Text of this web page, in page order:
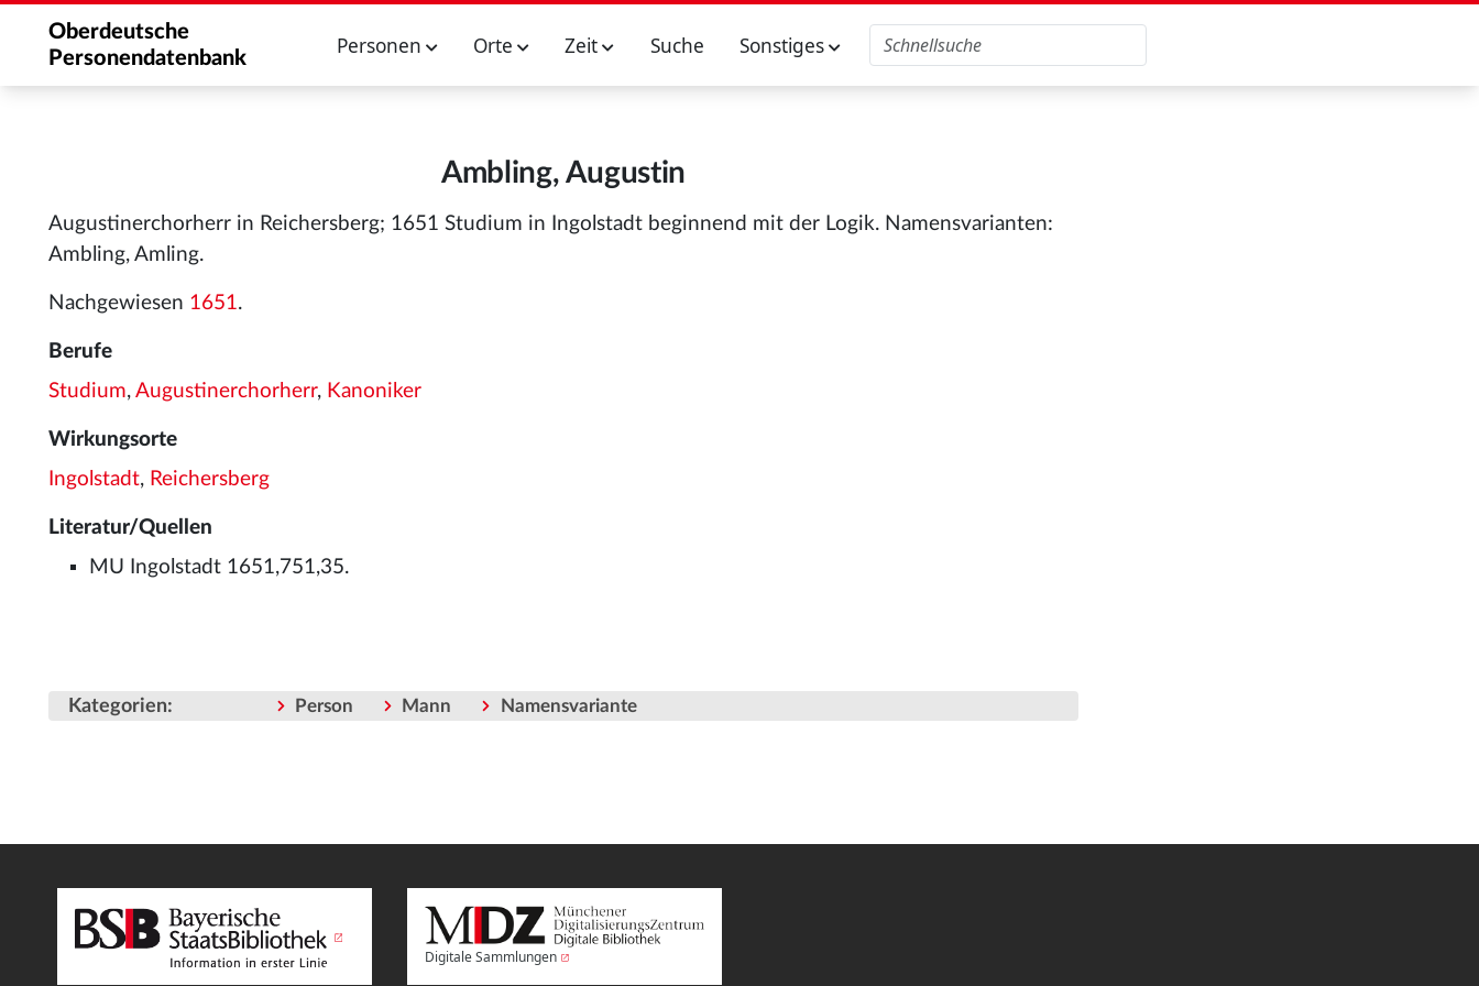
Oberdeutsche
Personendatenbank
Personen Orte Zeit Suche Sonstiges
Ambling, Augustin
Augustinerchorherr in Reichersberg; 1651 Studium in Ingolstadt beginnend mit der Logik. Namensvarianten:
Ambling, Amling.
Nachgewiesen 1651.
Berufe
Studium, Augustinerchorherr, Kanoniker
Wirkungsorte
Ingolstadt, Reichersberg
Literatur/Quellen
MU Ingolstadt 1651,751,35.
Kategorien: Person Mann Namensvariante
Digitale Sammlungen